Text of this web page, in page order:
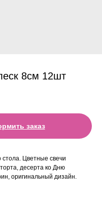
8см 12шт
заказ
Цветные свечи
десерта ко Дню
оригинальный дизайн.